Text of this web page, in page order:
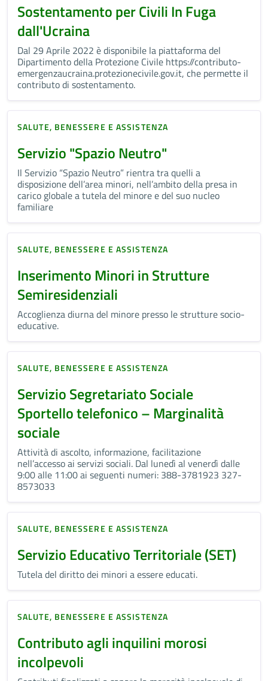
Sostentamento per Civili In Fuga
dall'Ucraina
Dal 29 Aprile 2022 è disponibile la piattaforma del
Dipartimento della Protezione Civile https://contributo-
emergenzaucraina.protezionecivile.gov.it, che permette il
contributo di sostentamento.
SALUTE, BENESSERE E ASSISTENZA
Servizio "Spazio Neutro"
Il Servizio “Spazio Neutro” rientra tra quelli a
disposizione dell’area minori, nell’ambito della presa in
carico globale a tutela del minore e del suo nucleo
familiare
SALUTE, BENESSERE E ASSISTENZA
Inserimento Minori in Strutture
Semiresidenziali
Accoglienza diurna del minore presso le strutture socio-
educative.
SALUTE, BENESSERE E ASSISTENZA
Servizio Segretariato Sociale
Sportello telefonico – Marginalità
sociale
Attività di ascolto, informazione, facilitazione
nell’accesso ai servizi sociali. Dal lunedì al venerdì dalle
9:00 alle 11:00 ai seguenti numeri: 388-3781923 327-
8573033
SALUTE, BENESSERE E ASSISTENZA
Servizio Educativo Territoriale (SET)
Tutela del diritto dei minori a essere educati.
SALUTE, BENESSERE E ASSISTENZA
Contributo agli inquilini morosi
incolpevoli